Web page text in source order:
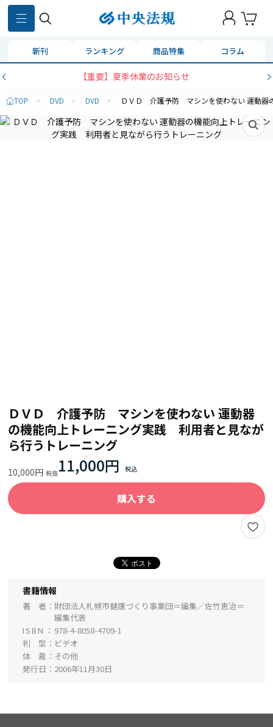
新刊 ランキング 商品特集 コラム
【重要】夏季休業のお知らせ
TOP > DVD > DVD > ＤＶＤ 介護予防 マシンを使わない 運動器
ＤＶＤ 介護予防 マシンを使わない 運動器
の機能向上トレーニング実践 利用者と見なが
ら行うトレーニング
10,000円 11,000円
購入する
書籍情報
著 者
財団法人札幌市健康づくり事業団＝編集／佐竹恵治＝
編集代表
ISBN
978-4-8058-4709-1
判 型
ビデオ
体 裁
その他
発行日
2006年11月30日